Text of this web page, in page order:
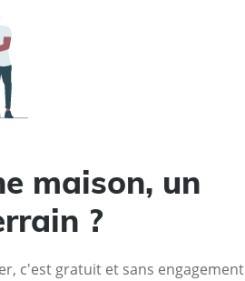
maison, un
?
c'est gratuit et sans engagement